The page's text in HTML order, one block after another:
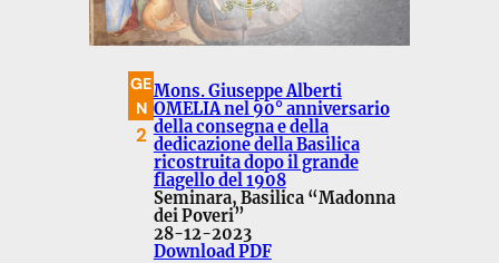
GE
N
2
Mons. Giuseppe Alberti
OMELIA nel 90° anniversario
della consegna e della
dedicazione della Basilica
ricostruita dopo il grande
flagello del 1908
Seminara, Basilica “Madonna
dei Poveri”
28-12-2023
Download PDF